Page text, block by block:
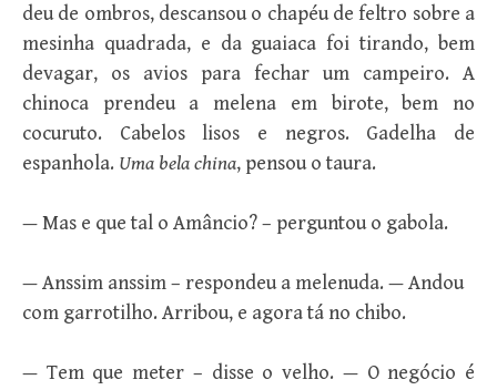
deu de ombros, descansou o chapéu de feltro sobre a
mesinha quadrada, e da guaiaca foi tirando, bem
devagar, os avios para fechar um campeiro. A
chinoca prendeu a melena em birote, bem no
cocuruto. Cabelos lisos e negros. Gadelha de
espanhola. Uma bela china, pensou o taura.
— Mas e que tal o Amâncio? – perguntou o gabola.
— Anssim anssim – respondeu a melenuda. — Andou
com garrotilho. Arribou, e agora tá no chibo.
— Tem que meter – disse o velho. — O negócio é